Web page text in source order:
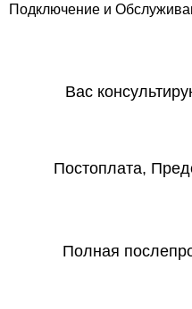
Подключение и
Вас
Постоплата,
Полная